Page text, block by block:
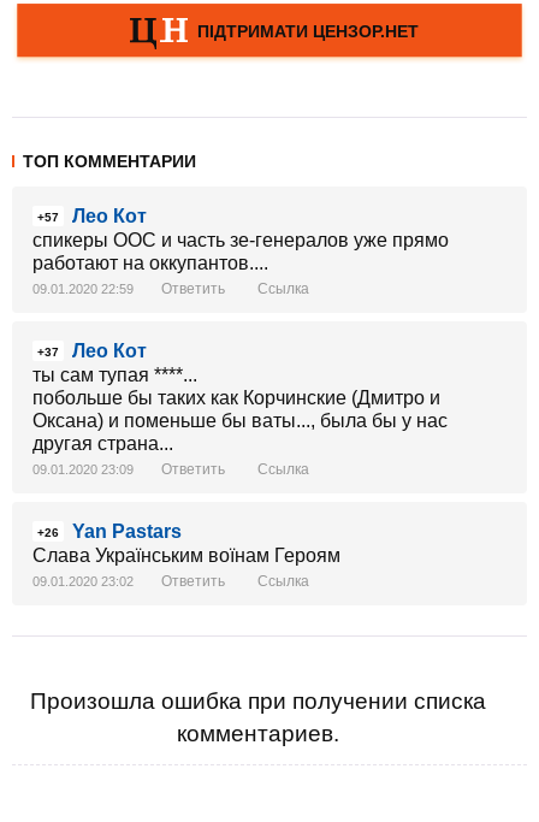
ТОП КОММЕНТАРИИ
+57
Лео Кот
спикеры ООС и часть зе-генералов уже прямо
работают на оккупантов....
09.01.2020 22:59 Ответить Ссылка
+37
Лео Кот
ты сам тупая ****...
побольше бы таких как Корчинские (Дмитро и
Оксана) и поменьше бы ваты..., была бы у нас
другая страна...
09.01.2020 23:09 Ответить Ссылка
+26
Yan Pastars
Слава Українським воїнам Героям
09.01.2020 23:02 Ответить Ссылка
Произошла ошибка при получении списка
комментариев.